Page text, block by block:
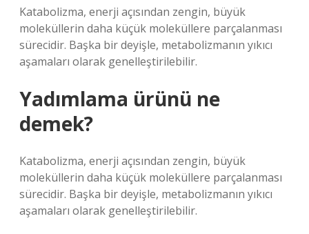
Katabolizma, enerji açısından zengin, büyük
moleküllerin daha küçük moleküllere parçalanması
sürecidir. Başka bir deyişle, metabolizmanın yıkıcı
aşamaları olarak genelleştirilebilir.
Yadımlama ürünü ne
demek?
Katabolizma, enerji açısından zengin, büyük
moleküllerin daha küçük moleküllere parçalanması
sürecidir. Başka bir deyişle, metabolizmanın yıkıcı
aşamaları olarak genelleştirilebilir.